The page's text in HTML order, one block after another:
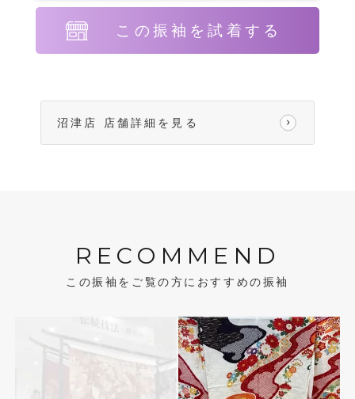
この振袖を試着する
沼津店 店舗詳細を見る
RECOMMEND
この振袖をご覧の方におすすめの振袖